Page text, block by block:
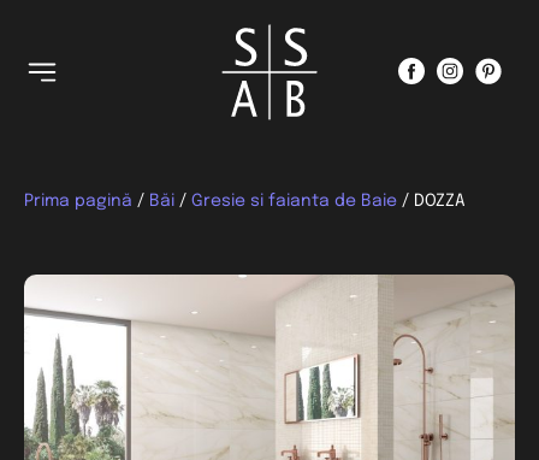
Prima pagină / Băi / Gresie si faianta de Baie / DOZZA